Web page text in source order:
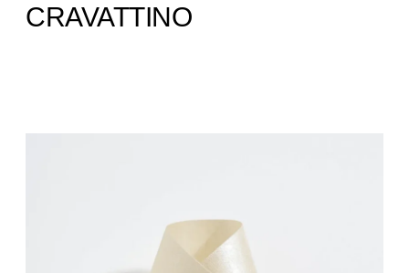
CRAVATTINO